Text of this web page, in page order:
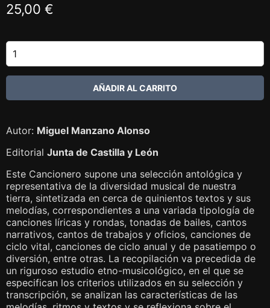
25,00 €
Autor: Miguel Manzano Alonso
Editorial Junta de Castilla y León
Este Cancionero supone una selección antológica y
representativa de la diversidad musical de nuestra
tierra, sintetizada en cerca de quinientos textos y sus
melodías, correspondientes a una variada tipología de
canciones líricas y rondas, tonadas de bailes, cantos
narrativos, cantos de trabajos y oficios, canciones de
ciclo vital, canciones de ciclo anual y de pasatiempo o
diversión, entre otras. La recopilación va precedida de
un riguroso estudio etno-musicológico, en el que se
especifican los criterios utilizados en su selección y
transcripción, se analizan las características de las